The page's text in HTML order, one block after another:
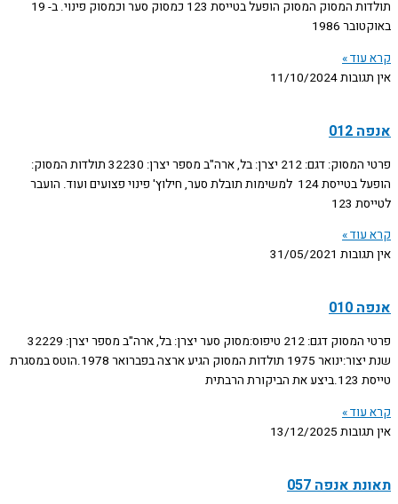
תולדות המסוק המסוק הופעל בטייסת 123 כמסוק סער וכמסוק פינוי. ב- 19
באוקטובר 1986
קרא עוד »
אין תגובות11/10/2024
אנפה 012
פרטי המסוק: דגם: 212 יצרן: בל, ארה"ב מספר יצרן: 32230 תולדות המסוק:
הופעל בטייסת 124 למשימות תובלת סער, חילוץ' פינוי פצועים ועוד. הועבר
לטייסת 123
קרא עוד »
אין תגובות 31/05/2021
אנפה 010
פרטי המסוק דגם: 212 טיפוס:מסוק סער יצרן: בל, ארה"ב מספר יצרן: 32229
שנת יצור:ינואר 1975 תולדות המסוק הגיע ארצה בפברואר 1978.הוטס במסגרת
טייסת 123.ביצע את הביקורת הרבתית
קרא עוד »
אין תגובות 13/12/2025
תאונת אנפה 057